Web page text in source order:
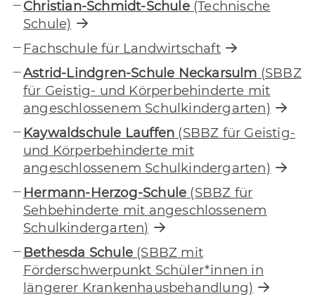
Christian-Schmidt-Schule(Technische
Schule)
Fachschule für Landwirtschaft
Astrid-Lindgren-Schule Neckarsulm (SBBZ
für Geistig- und Körperbehinderte mit
angeschlossenem Schulkindergarten)
Kaywaldschule Lauffen (SBBZ für Geistig-
und Körperbehinderte mit
angeschlossenem Schulkindergarten)
Hermann-Herzog-Schule (SBBZ für
Sehbehinderte mit angeschlossenem
Schulkindergarten)
Bethesda Schule (SBBZ mit
Förderschwerpunkt Schüler*innen in
längerer Krankenhausbehandlung)